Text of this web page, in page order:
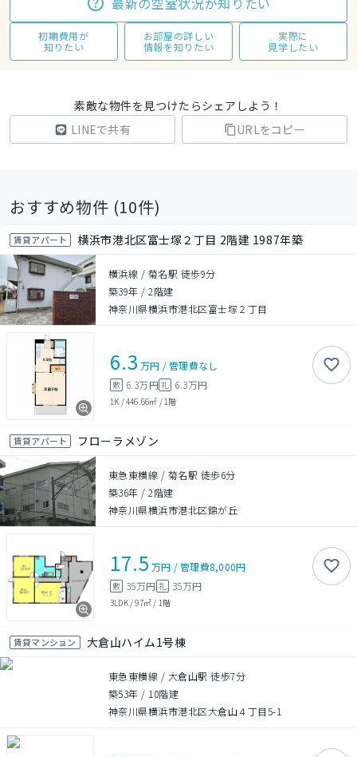
初期費用が
知りたい
お部屋の詳しい
情報を知りたい
実際に
見学したい
素敵な物件を見つけたらシェアしよう！
LINEで共有
URLをコピー
おすすめ物件 (10件)
賃貸アパート 横浜市港北区富士塚２丁目 2階建 1987年築
横浜線 / 菊名駅 徒歩9分
築39年 /2階建
神奈川県横浜市港北区富士塚２丁目
6.3 万円 /管理費なし
敷 6.3万円礼 6.3万円
1K /446.66㎡ / 1階
賃貸アパート フローラメゾン
東急東横線 / 菊名駅 徒歩6分
築36年 /2階建
神奈川県横浜市港北区錦が丘
17.5 万円 /管理費8,000円
敷 35万円 礼 35万円
3LDK/97㎡ / 1階
賃貸マンション 大倉山ハイム1号棟
東急東横線 / 大倉山駅 徒歩7分
築53年 / 10階建
神奈川県横浜市港北区大倉山４丁目5-1